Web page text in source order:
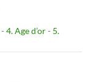
- 4. Age d’or- 5.